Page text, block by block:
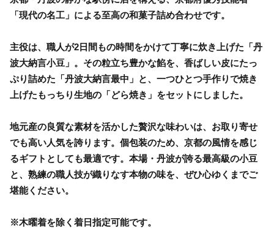
「現代の名工」による至高の和菓子詰め合わせです。
主役は、職人が2日間もの時間をかけて丁寧に炊き上げた「丹
波大納言小豆」。その粒立ち豊かな餡を、香ばしい皮にたっ
ぷり詰めた「丹波大納言最中」と、一つひとつ手作りで焼き
上げたもっちり生地の「どら焼き」をセットにしました。
地元産の良質な素材を活かした贅沢な味わいは、お取り寄せ
でも高い人気を誇ります。個包装のため、京都の風情を感じ
るギフトとしても最適です。本場・丹波が誇る最高級の小豆
と、熟練の職人技が織りなす本物の味を、ぜひ心ゆくまでご
堪能ください。
※木曜着を除く着日指定可能です。